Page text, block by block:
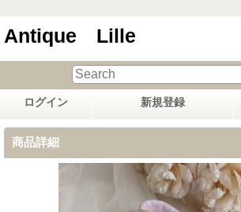
Antique Lille
ログイン 新規登録
商品詳細